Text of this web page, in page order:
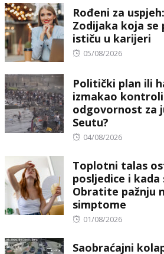
Rođeni za
Zodijaka koja se
ističu u karijeri
Posted
05/08/2026
Politički plan ili
izmakao
odgovornost za
Seutu?
Posted
04/08/2026
Toplotni talas
posljedice i kada
Obratite pažnju
simptome
Posted
01/08/2026
Saobraćajni